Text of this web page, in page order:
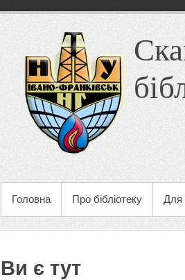
Головна Про бібліотеку Для
Ви є тут